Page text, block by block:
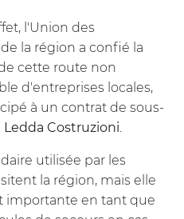
l'Union des
la région a confié la
cette route non
d'entreprises locales,
à un contrat de sous-
Ledda Costruzioni
utilisée par les
la région, mais elle
importante en tant que